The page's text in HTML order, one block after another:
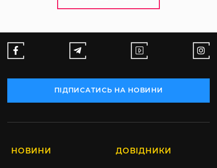
ПІДПИСАТИСЬ НА НОВИНИ
НОВИНИ ДОВІДНИКИ